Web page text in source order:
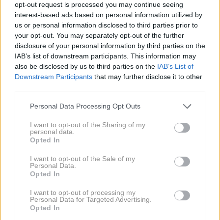
opt-out request is processed you may continue seeing
interest-based ads based on personal information utilized by
us or personal information disclosed to third parties prior to
your opt-out. You may separately opt-out of the further
disclosure of your personal information by third parties on the
IAB’s list of downstream participants. This information may
also be disclosed by us to third parties on the IAB’s List of
Downstream Participants that may further disclose it to other
Personal Data Processing Opt Outs
I want to opt-out of the Sharing of my
personal data.
Opted In
I want to opt-out of the Sale of my
Personal Data.
Opted In
I want to opt-out of processing my
Personal Data for Targeted Advertising.
Opted In
več energije.
4. So izjemno očarljivi
Prav očarljivostje pogosto njihovo najmočnejše
orožje. Znajo povedati prave stvari ob pravem
posebne povezanosti.
Toda njihov šarm ni nujno iskren. Pogosto ga
in dosežejo svoje cilje. Prav zato je manipulacijo
v začetnih fazah tako težko prepoznati.
Morda vas zanima tudi: